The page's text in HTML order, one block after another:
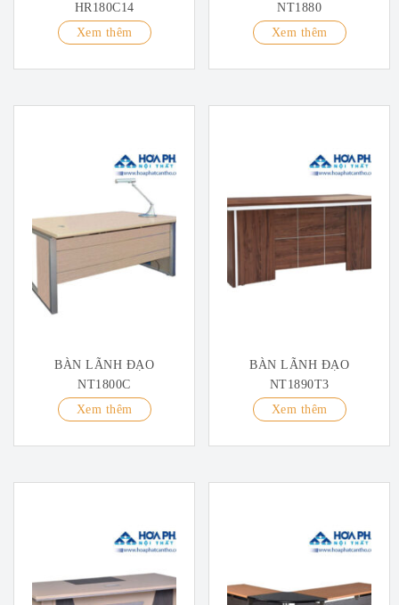
HR180C14
Xem thêm
NT1880
Xem thêm
BÀN LÃNH ĐẠO
NT1800C
Xem thêm
BÀN LÃNH ĐẠO
NT1890T3
Xem thêm